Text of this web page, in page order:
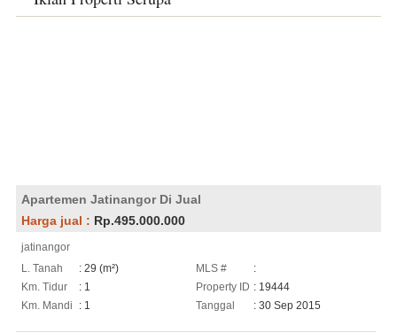
Apartemen Jatinangor Di Jual
Harga jual : Rp.495.000.000
jatinangor
L. Tanah
: 29 (m²)
Km. Tidur
: 1
Km. Mandi
: 1
MLS #
:
Property ID : 19444
Tanggal
: 30 Sep 2015